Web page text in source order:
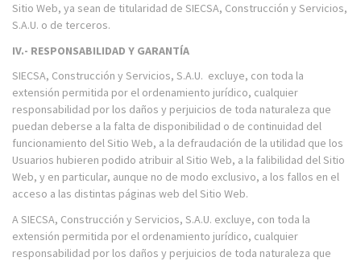
Sitio Web, ya sean de titularidad de SIECSA, Construcción y Servicios,
S.A.U. o de terceros.
IV.- RESPONSABILIDAD Y GARANTÍA
SIECSA, Construcción y Servicios, S.A.U. excluye, con toda la
extensión permitida por el ordenamiento jurídico, cualquier
responsabilidad por los daños y perjuicios de toda naturaleza que
puedan deberse a la falta de disponibilidad o de continuidad del
funcionamiento del Sitio Web, a la defraudación de la utilidad que los
Usuarios hubieren podido atribuir al Sitio Web, a la falibilidad del Sitio
Web, y en particular, aunque no de modo exclusivo, a los fallos en el
acceso a las distintas páginas web del Sitio Web.
A SIECSA, Construcción y Servicios, S.A.U. excluye, con toda la
extensión permitida por el ordenamiento jurídico, cualquier
responsabilidad por los daños y perjuicios de toda naturaleza que